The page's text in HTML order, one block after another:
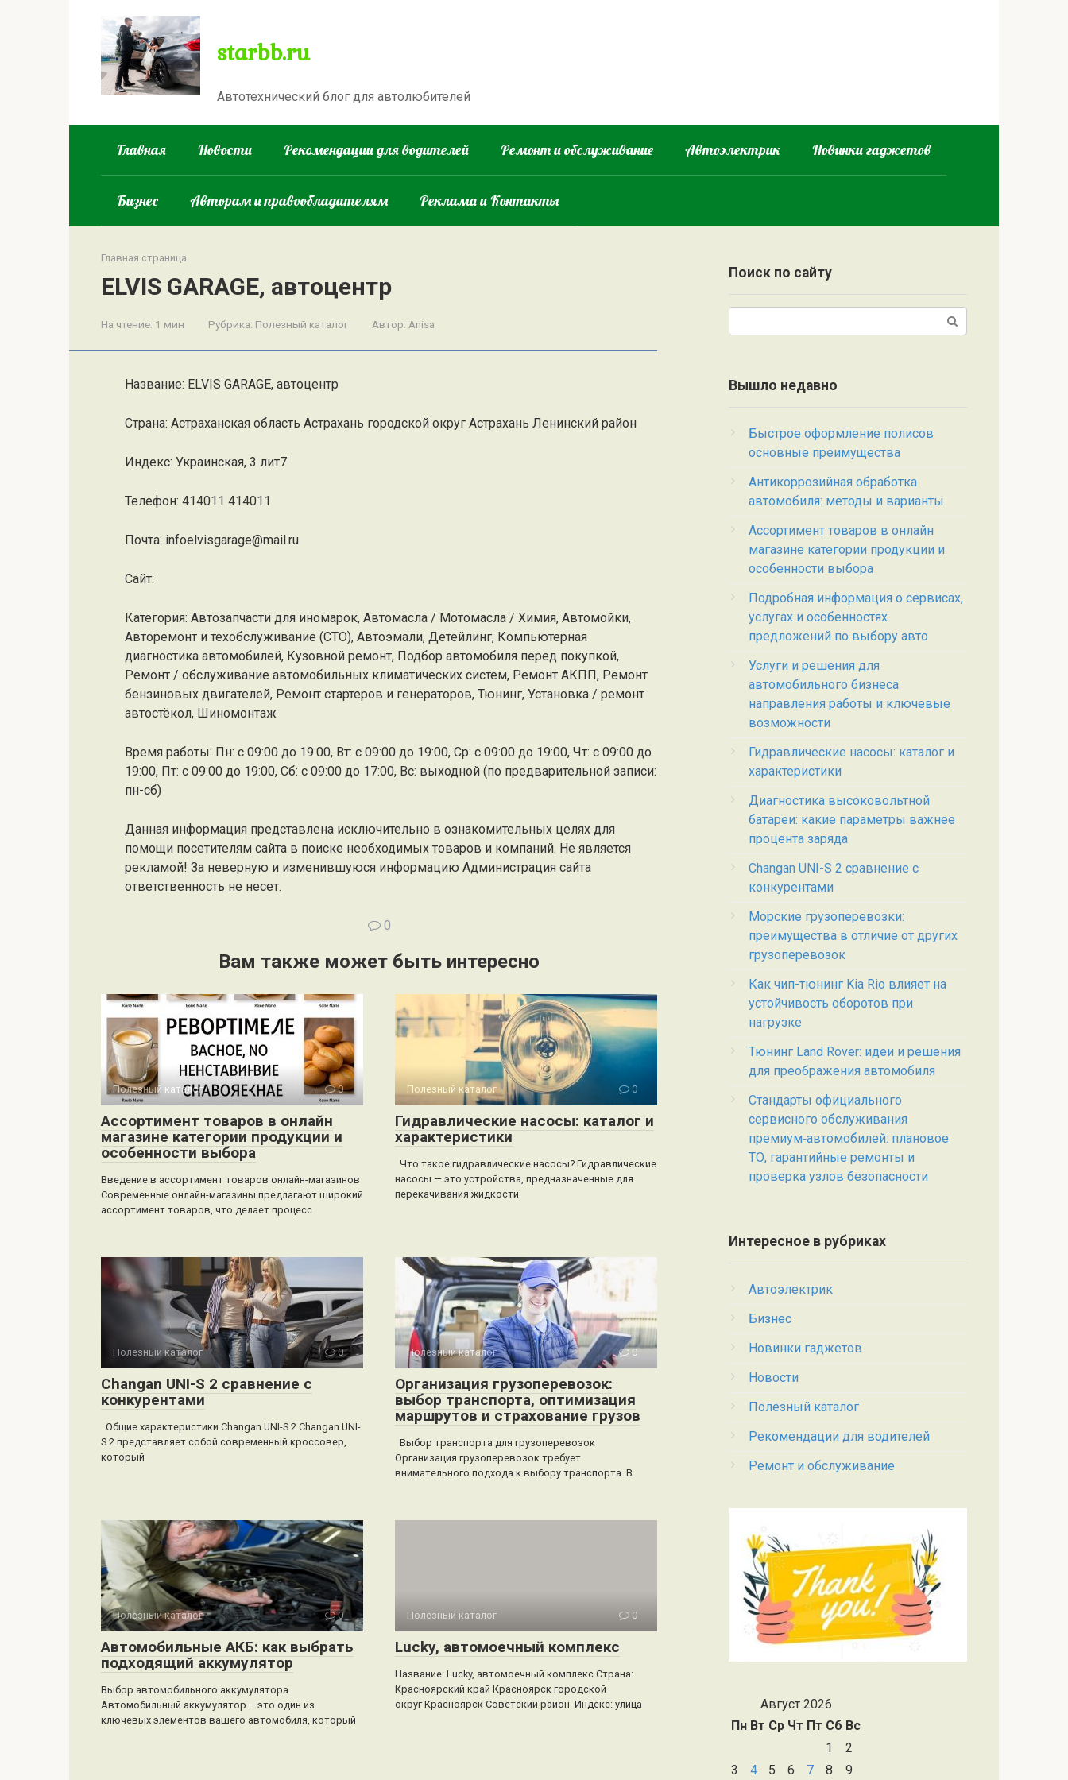
starbb.ru
Автотехнический блог для автолюбителей
Главная Новости Рекомендации для водителей Ремонт и обслуживание Автоэлектрик Новинки гаджетов
Бизнес Авторам и правообладателям Реклама и Контакты
Главная страница
ELVIS GARAGE, автоцентр
На чтение: 1 мин Рубрика: Полезный каталог Автор: Anisa
Название: ELVIS GARAGE, автоцентр
Страна: Астраханская область Астрахань городской округ Астрахань Ленинский район
Индекс: Украинская, 3 лит7
Телефон: 414011 414011
Почта: infoelvisgarage@mail.ru
Cайт:
Категория: Автозапчасти для иномарок, Автомасла / Мотомасла / Химия, Автомойки,
Авторемонт и техобслуживание (СТО), Автоэмали, Детейлинг, Компьютерная
диагностика автомобилей, Кузовной ремонт, Подбор автомобиля перед покупкой,
Ремонт / обслуживание автомобильных климатических систем, Ремонт АКПП, Ремонт
бензиновых двигателей, Ремонт стартеров и генераторов, Тюнинг, Установка / ремонт
автостёкол, Шиномонтаж
Время работы: Пн: с 09:00 до 19:00, Вт: с 09:00 до 19:00, Ср: с 09:00 до 19:00, Чт: с 09:00 до
19:00, Пт: с 09:00 до 19:00, Сб: с 09:00 до 17:00, Вс: выходной (по предварительной записи:
пн-сб)
Данная информация представлена исключительно в ознакомительных целях для
помощи посетителям сайта в поиске необходимых товаров и компаний. Не является
рекламой! За неверную и изменившуюся информацию Администрация сайта
ответственность не несет.
0
Вам также может быть интересно
Полезный каталог 0
Ассортимент товаров в онлайн
магазине категории продукции и
особенности выбора
Введение в ассортимент товаров онлайн-магазинов
Современные онлайн-магазины предлагают широкий
ассортимент товаров, что делает процесс
Полезный каталог 0
Гидравлические насосы: каталог и
характеристики
Что такое гидравлические насосы? Гидравлические
насосы — это устройства, предназначенные для
перекачивания жидкости
Полезный каталог 0
Changan UNI-S 2 сравнение с
конкурентами
Общие характеристики Changan UNI-S 2 Changan UNI-
S 2 представляет собой современный кроссовер,
который
Полезный каталог 0
Организация грузоперевозок:
выбор транспорта, оптимизация
маршрутов и страхование грузов
Выбор транспорта для грузоперевозок
Организация грузоперевозок требует
внимательного подхода к выбору транспорта. В
Полезный каталог 0
Автомобильные АКБ: как выбрать
подходящий аккумулятор
Выбор автомобильного аккумулятора
Автомобильный аккумулятор – это один из
ключевых элементов вашего автомобиля, который
Полезный каталог 0
Lucky, автомоечный комплекс
Название: Lucky, автомоечный комплекс Страна:
Красноярский край Красноярск городской
округ Красноярск Советский район Индекс: улица
Поиск по сайту
Вышло недавно
Быстрое оформление полисов
основные преимущества
Антикоррозийная обработка
автомобиля: методы и варианты
Ассортимент товаров в онлайн
магазине категории продукции и
особенности выбора
Подробная информация о сервисах,
услугах и особенностях
предложений по выбору авто
Услуги и решения для
автомобильного бизнеса
направления работы и ключевые
возможности
Гидравлические насосы: каталог и
характеристики
Диагностика высоковольтной
батареи: какие параметры важнее
процента заряда
Changan UNI-S 2 сравнение с
конкурентами
Морские грузоперевозки:
преимущества в отличие от других
грузоперевозок
Как чип-тюнинг Kia Rio влияет на
устойчивость оборотов при
нагрузке
Тюнинг Land Rover: идеи и решения
для преображения автомобиля
Стандарты официального
сервисного обслуживания
премиум‑автомобилей: плановое
ТО, гарантийные ремонты и
проверка узлов безопасности
Интересное в рубриках
Автоэлектрик
Бизнес
Новинки гаджетов
Новости
Полезный каталог
Рекомендации для водителей
Ремонт и обслуживание
Август 2026
Пн Вт Ср Чт Пт Сб Вс
1
2
3
4 5 6 7 8 9